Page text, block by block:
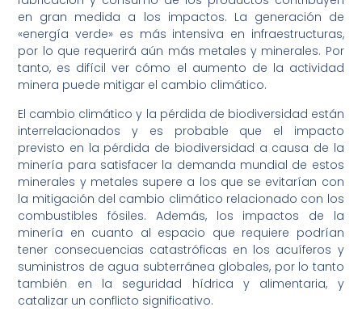
en gran medida a los impactos. La generación de
«energía verde» es más intensiva en infraestructuras,
por lo que requerirá aún más metales y minerales. Por
tanto, es difícil ver cómo el aumento de la actividad
minera puede mitigar el cambio climático.
El cambio climático y la pérdida de biodiversidad están
interrelacionados y es probable que el impacto
previsto en la pérdida de biodiversidad a causa de la
minería para satisfacer la demanda mundial de estos
minerales y metales supere a los que se evitarían con
la mitigación del cambio climático relacionado con los
combustibles fósiles. Además, los impactos de la
minería en cuanto al espacio que requiere podrían
tener consecuencias catastróficas en los acuíferos y
suministros de agua subterránea globales, por lo tanto
también en la seguridad hídrica y alimentaria, y
catalizar un conflicto significativo.